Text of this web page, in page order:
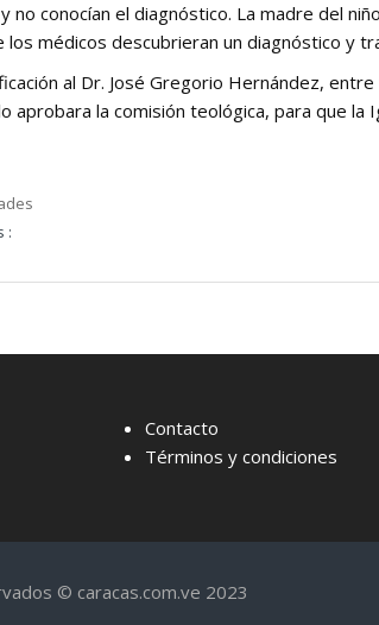
no conocían el diagnóstico. La madre del
los médicos descubrieran un diagnóstico y
al Dr. José Gregorio Hernández,
aprobara la comisión teológica, para que
:
Contacto
Términos y condiciones
© caracas.com.ve 2023